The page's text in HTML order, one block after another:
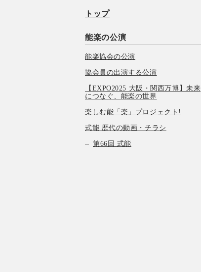
トップ
能楽の公演
能楽協会の公演
協会員の出演する公演
【EXPO2025 大阪・関西万博】未来
につなぐ、能楽の世界
楽しむ能「楽」プロジェクト!
式能 歴代の動画・チラシ
第66回 式能